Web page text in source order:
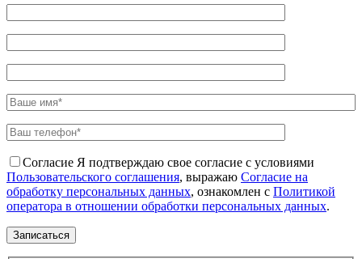
Согласие Я подтверждаю свое согласие с условиями
Пользовательского соглашения, выражаю Согласие на
обработку персональных данных, ознакомлен с Политикой
оператора в отношении обработки персональных данных.